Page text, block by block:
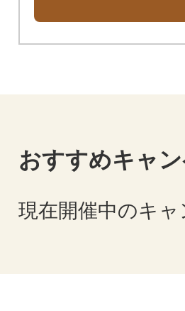
おすすめキャ
現在開催中のキ